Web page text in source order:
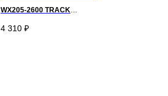
WX205-2600 TRACK
4 310 ₽